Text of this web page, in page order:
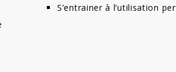
S’entrainer à l’utilisation